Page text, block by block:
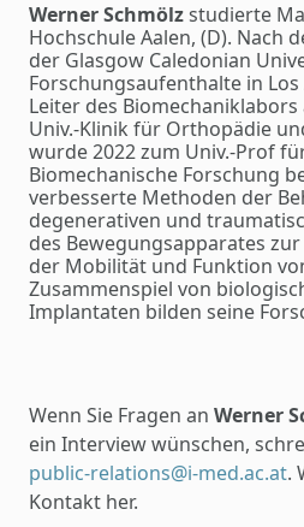
Werner Schmölzstudierte
Hochschule Aalen, (D). Nach
der Glasgow Caledonian
Forschungsaufenthalte in
Leiter des
Univ.-Klinik für Orthopädie
wurde 2022 zum Univ.-Prof
Biomechanische Forschung
verbesserte Methoden der
degenerativen und
des Bewegungsapparates
der Mobilität und Funktion
Zusammenspiel von
Implantaten bilden seine
Wenn Sie Fragen an Werner
ein Interview wünschen,
public-relations@i-med.ac.at.
Kontakt her.